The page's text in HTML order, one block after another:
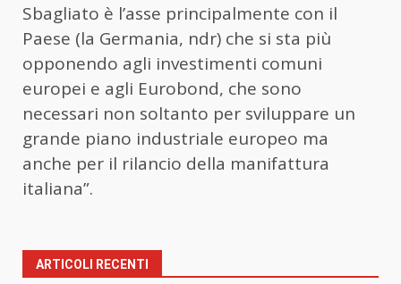
Sbagliato è l’asse principalmente con il
Paese (la Germania, ndr) che si sta più
opponendo agli investimenti comuni
europei e agli Eurobond, che sono
necessari non soltanto per sviluppare un
grande piano industriale europeo ma
anche per il rilancio della manifattura
italiana”.
ARTICOLI RECENTI